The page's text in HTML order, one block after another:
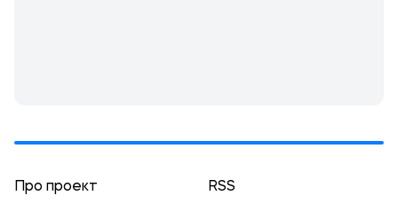
Про проект RSS